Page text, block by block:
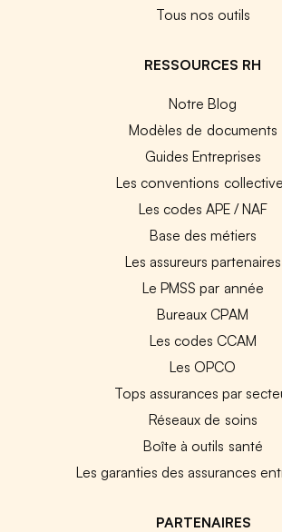
Tous nos outils
RESSOURCES RH
Notre Blog
Modèles de documents
Guides Entreprises
Les conventions
Les codes APE / NAF
Base des métiers
Les assureurs partenaires
Le PMSS par année
Bureaux CPAM
Les codes CCAM
Les OPCO
Tops assurances par
Réseaux de soins
Boîte à outils santé
Les garanties des assurances
PARTENAIRES